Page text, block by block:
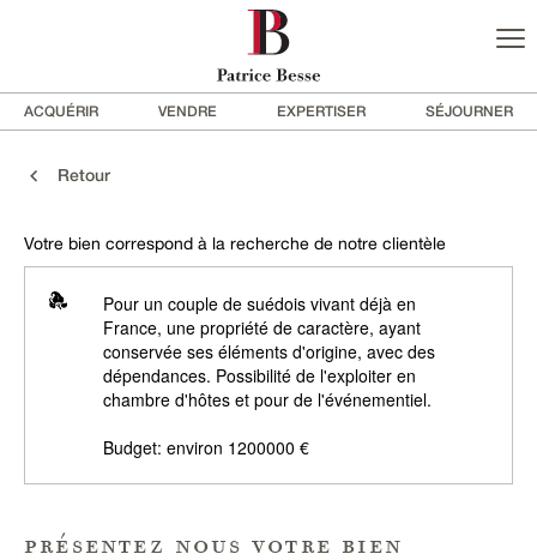
ACQUÉRIR VENDRE EXPERTISER SÉJOURNER
Retour
Votre bien correspond à la recherche de notre clientèle
Pour un couple de suédois vivant déjà en
France, une propriété de caractère, ayant
conservée ses éléments d'origine, avec des
dépendances. Possibilité de l'exploiter en
chambre d'hôtes et pour de l'événementiel.
Budget: environ 1200000 €
présentez nous votre bien